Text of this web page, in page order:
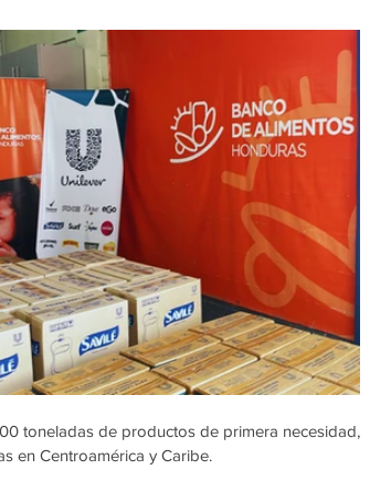
toneladas de productos de primera necesidad,
en Centroamérica y Caribe.